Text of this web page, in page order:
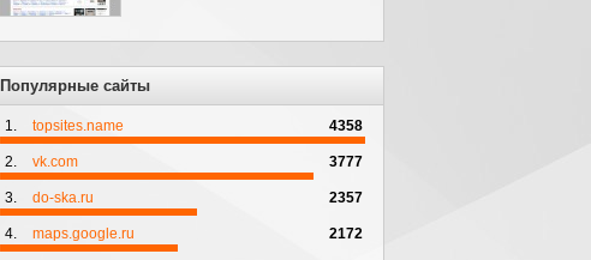
Популярные сайты
1. topsites.name 4358
2. vk.com 3777
3. do-ska.ru 2357
4. maps.google.ru 2172